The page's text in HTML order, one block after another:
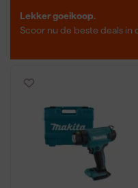
Lekker goeikoop.
Scoor nu de beste deals in